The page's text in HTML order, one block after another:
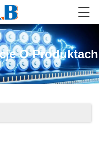
O Produktach